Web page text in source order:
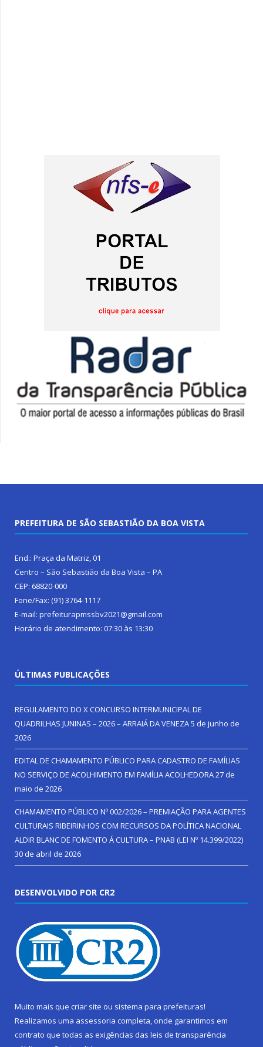
PREFEITURA DE SÃO SEBASTIÃO DA BOA VISTA
End.: Praça da Matriz, 01
Centro – São Sebastião da Boa Vista – PA
CEP: 68820-000
Fone/Fax: (91) 3764-1117
E-mail: prefeiturapmssbv2021@gmail.com
Horário de atendimento: 07:30 às 13:30
ÚLTIMAS PUBLICAÇÕES
REGULAMENTO DO X CONCURSO INTERMUNICIPAL DE
QUADRILHAS JUNINAS – 2026 – ARRAIÁ DA VENEZA5 de junho de
2026
EDITAL DE CHAMAMENTO PÚBLICO PARA CADASTRO DE FAMÍLIAS
NO SERVIÇO DE ACOLHIMENTO EM FAMÍLIA ACOLHEDORA27 de
maio de 2026
CHAMAMENTO PÚBLICO Nº 002/2026 – PREMIAÇÃO PARA AGENTES
CULTURAIS RIBEIRINHOS COM RECURSOS DA POLÍTICA NACIONAL
ALDIR BLANC DE FOMENTO Á CULTURA – PNAB (LEI Nº 14.399/2022)
30 de abril de 2026
DESENVOLVIDO POR CR2
Muito mais que criar site ou sistema para prefeituras!
Realizamos uma assessoria completa, onde garantimos em
contrato que todas as exigências das leis de transparência